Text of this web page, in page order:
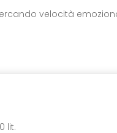
velocità
lit.